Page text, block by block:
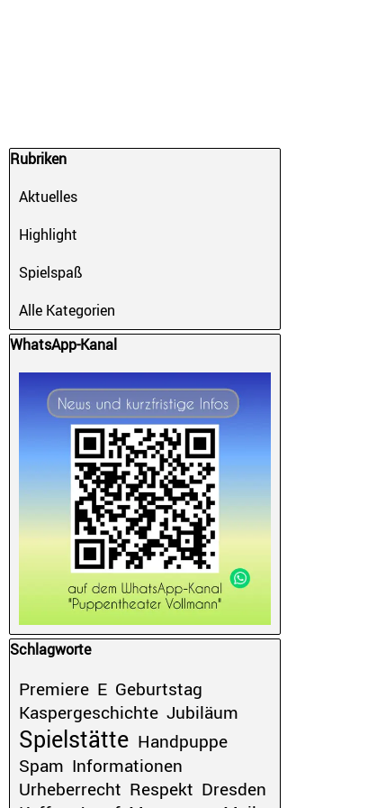
Block überspringen Rubriken
Rubriken
Aktuelles
Highlight
Spielspaß
Alle Kategorien
Block überspringen WhatsApp-Kanal
WhatsApp-Kanal
Block überspringen Schlagworte
Schlagworte
Premiere E Geburtstag
Kaspergeschichte Jubiläum
Spielstätte Handpuppe
Spam Informationen
Urheberrecht Respekt Dresden